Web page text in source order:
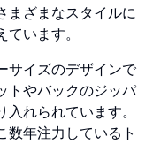
まざまなスタイルに
います。
サイズのデザインで
トやバックのジッパ
れられています。
数年注力しているト